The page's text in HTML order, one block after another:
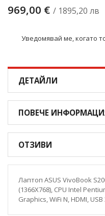
969,00 € / 1895,20 лв
Уведомявай ме, когато
ДЕТАЙЛИ
ПОВЕЧЕ
ОТЗИВИ
Лаптоп ASUS VivoBook
(1366X768), CPU Intel
Graphics, WiFi N, HDMI,